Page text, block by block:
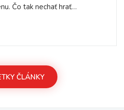
Čo tak nechať hrať…
ČLÁNKY